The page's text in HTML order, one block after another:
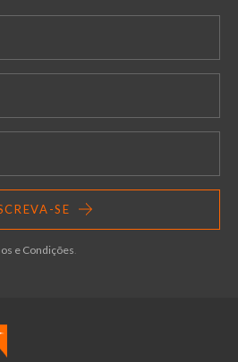
SE
e Condições